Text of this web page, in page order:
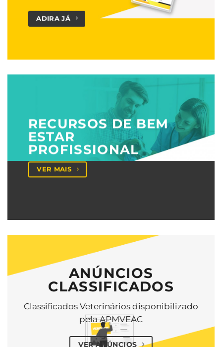
ADIRA JÁ
RECURSOS DE BEM
ESTAR
PROFISSIONAL
VER MAIS
ANÚNCIOS
CLASSIFICADOS
Classificados Veterinários disponibilizado
pela APMVEAC
VER ANÚNCIOS